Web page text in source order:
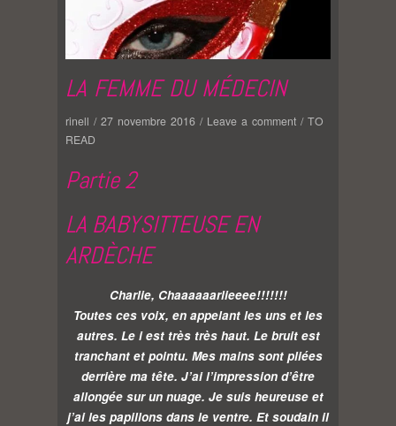
LA FEMME DU MÉDECIN
rinell / 27 novembre 2016 / Leave a comment / TO
READ
Partie 2
LA BABYSITTEUSE EN
ARDÈCHE
Charlie, Chaaaaaarlieeee!!!!!!!
Toutes ces voix, en appelant les uns et les
autres. Le i est très très haut. Le bruit est
tranchant et pointu. Mes mains sont pliées
derrière ma tête. J’ai l’impression d’être
allongée sur un nuage. Je suis heureuse et
j’ai les papillons dans le ventre. Et soudain il